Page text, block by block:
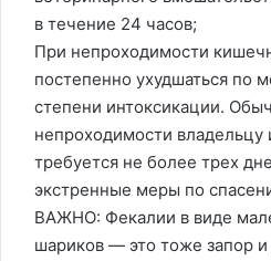
в течение 24 часов;
При непроходимости
постепенно ухудшаться по
степени интоксикации.
непроходимости владельцу
требуется не более трех
экстренные меры по
ВАЖНО: Фекалии в виде
шариков — это тоже запор